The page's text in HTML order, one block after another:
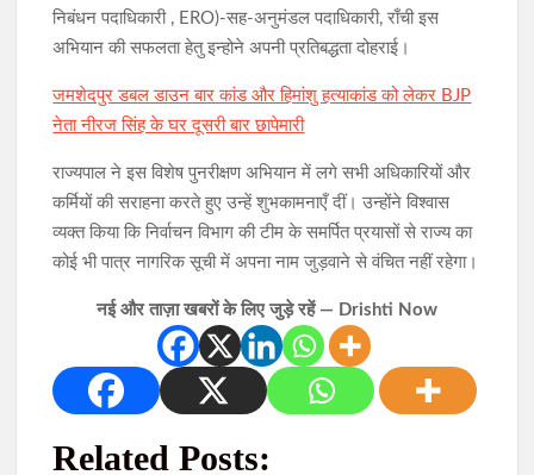
निबंधन पदाधिकारी , ERO)-सह-अनुमंडल पदाधिकारी, राँची इस
अभियान की सफलता हेतु इन्होने अपनी प्रतिबद्धता दोहराई।
जमशेदपुर डबल डाउन बार कांड और हिमांशु हत्याकांड को लेकर BJP
नेता नीरज सिंह के घर दूसरी बार छापेमारी
राज्यपाल ने इस विशेष पुनरीक्षण अभियान में लगे सभी अधिकारियों और
कर्मियों की सराहना करते हुए उन्हें शुभकामनाएँ दीं। उन्होंने विश्वास
व्यक्त किया कि निर्वाचन विभाग की टीम के समर्पित प्रयासों से राज्य का
कोई भी पात्र नागरिक सूची में अपना नाम जुड़वाने से वंचित नहीं रहेगा।
नई और ताज़ा खबरों के लिए जुड़े रहें — Drishti Now
Related Posts: